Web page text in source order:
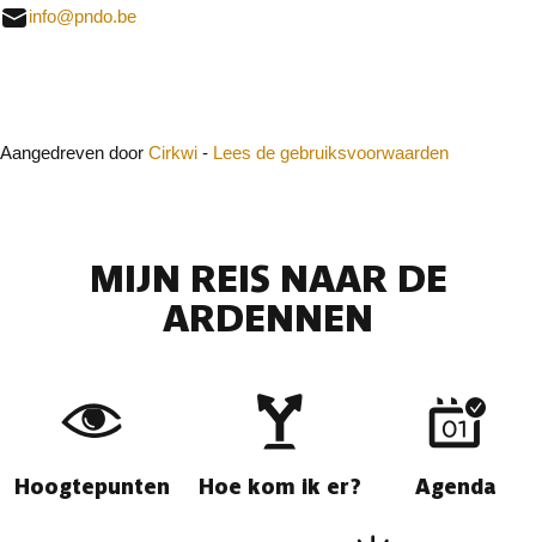
info@pndo.be
Aangedreven door Cirkwi - Lees de gebruiksvoorwaarden
MIJN REIS NAAR DE
ARDENNEN
Hoogtepunten Hoe kom ik er? Agenda